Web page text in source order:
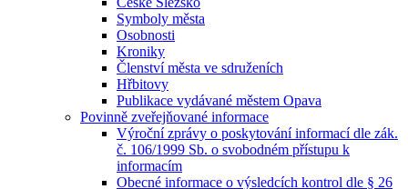
Symboly města
Osobnosti
Kroniky
Členství města ve sdruženích
Hřbitovy
Publikace vydávané městem Opava
Povinně zveřejňované informace
Výroční zprávy o poskytování informací dle zák.
č. 106/1999 Sb. o svobodném přístupu k
informacím
Obecné informace o výsledcích kontrol dle § 26